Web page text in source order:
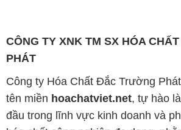
CÔNG TY XNK TM SX HÓA
PHÁT
Công ty Hóa Chất Đắc Trường
tên miền hoachatviet.net, tự hào
đầu trong lĩnh vực kinh doanh và